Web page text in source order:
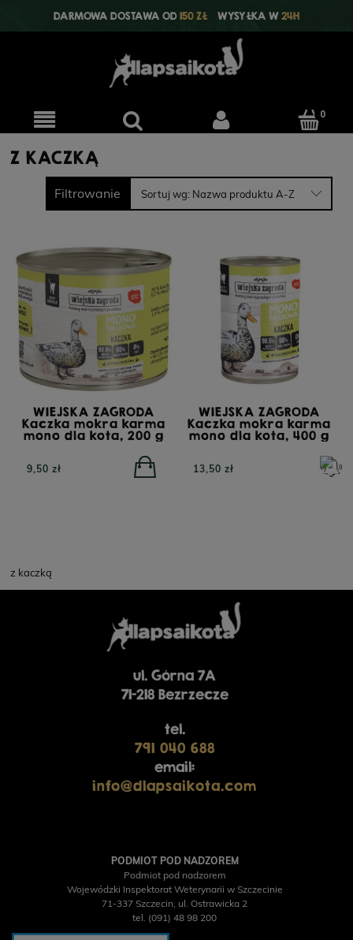
DARMOWA DOSTAWA OD150 ZŁ WYSYŁKA W24H
Indyk, tłoczona na zimno
karma dla dorosłych
psów, 12 kg
YORA All Breed
GrainFree Mono Insect,
bezzbożowa sucha
karma dla psów z
Z KACZKĄ
Filtrowanie Sortuj wg: Nazwa produktu A-Z
WIEJSKA ZAGRODA
Kaczka mokra karma
mono dla kota, 200 g
9,50 zł
WIEJSKA ZAGRODA
Kaczka mokra karma
mono dla kota, 400 g
13,50 zł
z kaczką
ul. Górna 7A
71-218 Bezrzecze
tel.
791 040 688
email:
info@dlapsaikota.com
PODMIOT POD NADZOREM
Podmiot pod nadzorem
Wojewódzki Inspektorat Weterynarii w Szczecinie
71-337 Szczecin, ul. Ostrawicka 2
tel. (091) 48 98 200